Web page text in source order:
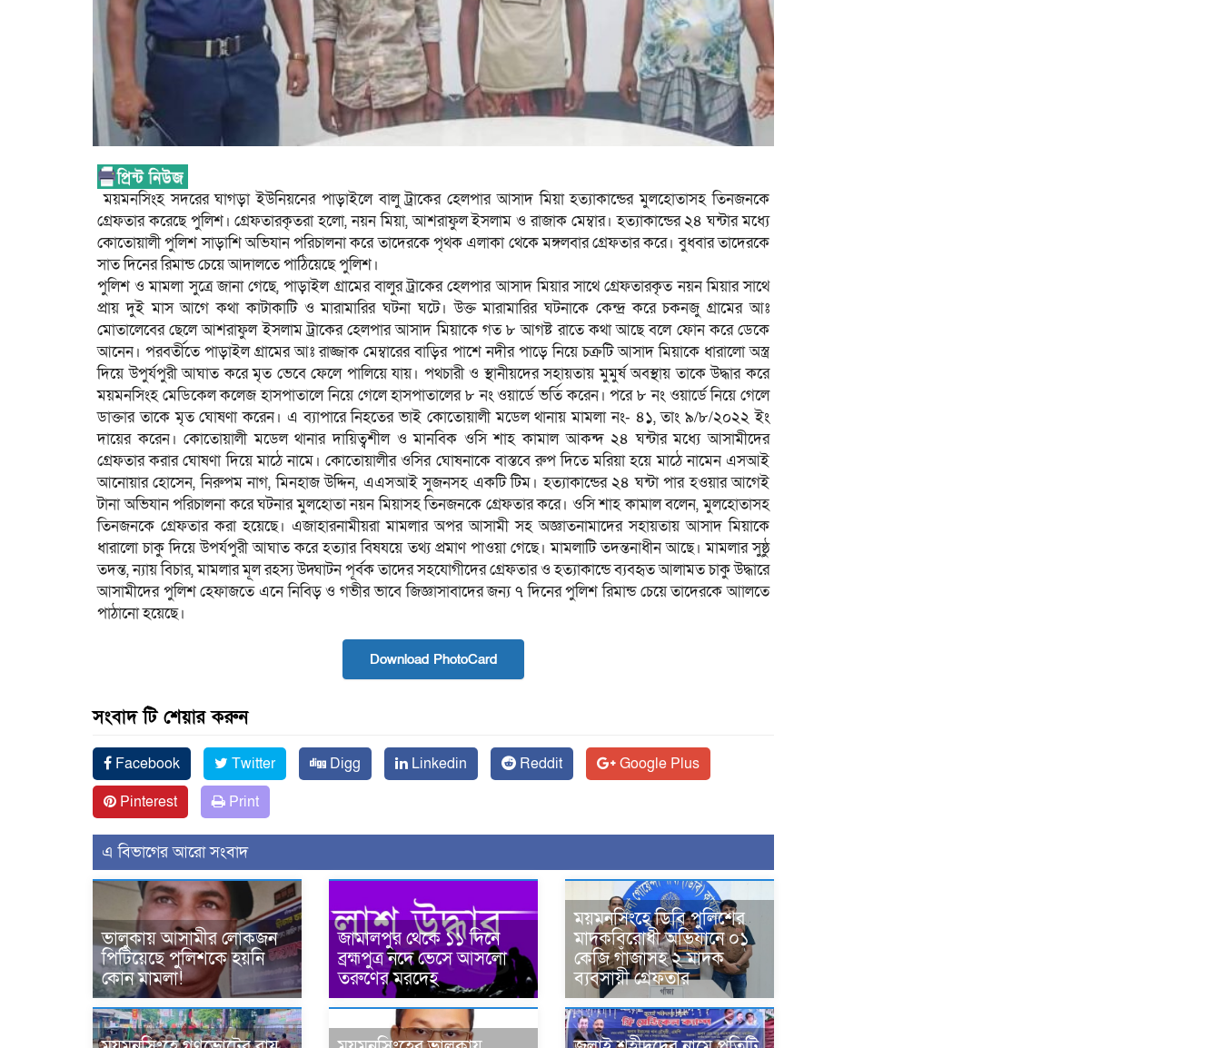
ময়মনসিংহ সদরের ঘাগড়া ইউনিয়নের পাড়াইলে বালু ট্রাকের হেলপার আসাদ মিয়া হত্যাকান্ডের মুলহোতাসহ তিনজনকে
গ্রেফতার করেছে পুলিশ। গ্রেফতারকৃতরা হলো, নয়ন মিয়া, আশরাফুল ইসলাম ও রাজাক মেম্বার। হত্যাকান্ডের ২৪ ঘন্টার মধ্যে
কোতোয়ালী পুলিশ সাড়াশি অভিযান পরিচালনা করে তাদেরকে পৃথক এলাকা থেকে মঙ্গলবার গ্রেফতার করে। বুধবার তাদেরকে
সাত দিনের রিমান্ড চেয়ে আদালতে পাঠিয়েছে পুলিশ।
পুলিশ ও মামলা সুত্রে জানা গেছে, পাড়াইল গ্রামের বালুর ট্রাকের হেলপার আসাদ মিয়ার সাথে গ্রেফতারকৃত নয়ন মিয়ার সাথে
প্রায় দুই মাস আগে কথা কাটাকাটি ও মারামারির ঘটনা ঘটে। উক্ত মারামারির ঘটনাকে কেন্দ্র করে চকনজু গ্রামের আঃ
মোতালেবের ছেলে আশরাফুল ইসলাম ট্রাকের হেলপার আসাদ মিয়াকে গত ৮ আগষ্ট রাতে কথা আছে বলে ফোন করে ডেকে
আনেন। পরবর্তীতে পাড়াইল গ্রামের আঃ রাজ্জাক মেম্বারের বাড়ির পাশে নদীর পাড়ে নিয়ে চক্রটি আসাদ মিয়াকে ধারালো অস্ত্র
দিয়ে উপুর্যপুরী আঘাত করে মৃত ভেবে ফেলে পালিয়ে যায়। পথচারী ও স্থানীয়দের সহায়তায় মুমুর্ষ অবস্থায় তাকে উদ্ধার করে
ময়মনসিংহ মেডিকেল কলেজ হাসপাতালে নিয়ে গেলে হাসপাতালের ৮ নং ওয়ার্ডে ভর্তি করেন। পরে ৮ নং ওয়ার্ডে নিয়ে গেলে
ডাক্তার তাকে মৃত ঘোষণা করেন। এ ব্যাপারে নিহতের ভাই কোতোয়ালী মডেল থানায় মামলা নং- ৪১, তাং ৯/৮/২০২২ ইং
দায়ের করেন। কোতোয়ালী মডেল থানার দায়িত্বশীল ও মানবিক ওসি শাহ কামাল আকন্দ ২৪ ঘন্টার মধ্যে আসামীদের
গ্রেফতার করার ঘোষণা দিয়ে মাঠে নামে। কোতোয়ালীর ওসির ঘোষনাকে বাস্তবে রুপ দিতে মরিয়া হয়ে মাঠে নামেন এসআই
আনোয়ার হোসেন, নিরুপম নাগ, মিনহাজ উদ্দিন, এএসআই সুজনসহ একটি টিম। হত্যাকান্ডের ২৪ ঘন্টা পার হওয়ার আগেই
টানা অভিযান পরিচালনা করে ঘটনার মুলহোতা নয়ন মিয়াসহ তিনজনকে গ্রেফতার করে। ওসি শাহ কামাল বলেন, মুলহোতাসহ
তিনজনকে গ্রেফতার করা হয়েছে। এজাহারনামীয়রা মামলার অপর আসামী সহ অজ্ঞাতনামাদের সহায়তায় আসাদ মিয়াকে
ধারালো চাকু দিয়ে উপর্যপুরী আঘাত করে হত্যার বিষযয়ে তথ্য প্রমাণ পাওয়া গেছে। মামলাটি তদন্তনাধীন আছে। মামলার সুষ্ঠু
তদন্ত, ন্যায় বিচার, মামলার মূল রহস্য উদ্ঘাটন পূর্বক তাদের সহযোগীদের গ্রেফতার ও হত্যাকান্ডে ব্যবহৃত আলামত চাকু উদ্ধারে
আসামীদের পুলিশ হেফাজতে এনে নিবিড় ও গভীর ভাবে জিজ্ঞাসাবাদের জন্য ৭ দিনের পুলিশ রিমান্ড চেয়ে তাদেরকে আালতে
পাঠানো হয়েছে।
Download PhotoCard
সংবাদ টি শেয়ার করুন
Facebook Twitter Digg Linkedin Reddit
Google Plus
Pinterest
Print
এ বিভাগের আরো সংবাদ
ভালুকায় আসামীর লোকজন
পিটিয়েছে পুলিশকে হয়নি
কোন মামলা!
জামালপুর থেকে ১১ দিনে
ব্রহ্মপুত্র নদে ভেসে আসলো
তরুণের মরদেহ
ময়মনসিংহে ডিবি পুলিশের
মাদকবিরোধী অভিযানে ০১
কেজি গাঁজাসহ ২ মাদক
ব্যবসায়ী গ্রেফতার